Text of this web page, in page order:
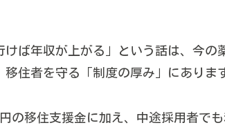
けば年収が上がる」という話は、今
移住者を守る「制度の厚み」にありま
の移住支援金に加え、中途採用者で